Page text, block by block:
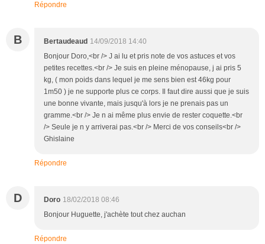
Répondre
B Bertaudeaud 14/09/2018 14:40
Bonjour Doro,<br /> J ai lu et pris note de vos astuces et vos
petites recettes.<br /> Je suis en pleine ménopause, j ai pris 5
kg, ( mon poids dans lequel je me sens bien est 46kg pour
1m50 ) je ne supporte plus ce corps. Il faut dire aussi que je suis
une bonne vivante, mais jusqu'à lors je ne prenais pas un
gramme.<br /> Je n ai même plus envie de rester coquette.<br
/> Seule je n y arriverai pas.<br /> Merci de vos conseils<br />
Ghislaine
Répondre
D Doro 18/02/2018 08:46
Bonjour Huguette, j'achète tout chez auchan
Répondre